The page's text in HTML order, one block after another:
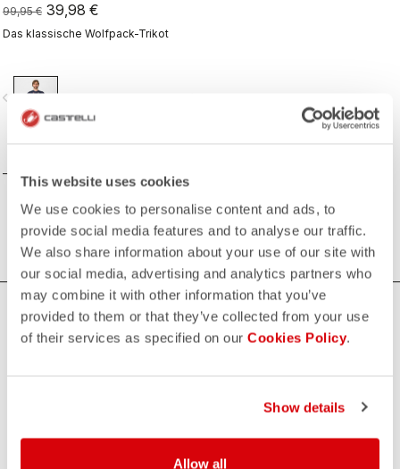
This website uses cookies
We use cookies to personalise content and ads, to
provide social media features and to analyse our traffic.
We also share information about your use of our site with
our social media, advertising and analytics partners who
may combine it with other information that you’ve
provided to them or that they’ve collected from your use
of their services as specified on our Cookies Policy.
Show details
Allow all
99,95 € 39,98 €
Das klassische Wolfpack-Trikot
Castelli x Wolfpack - SOUDAL Quick-Step
Jedes Kleidungsstück verkörpert den Siegeswillen des